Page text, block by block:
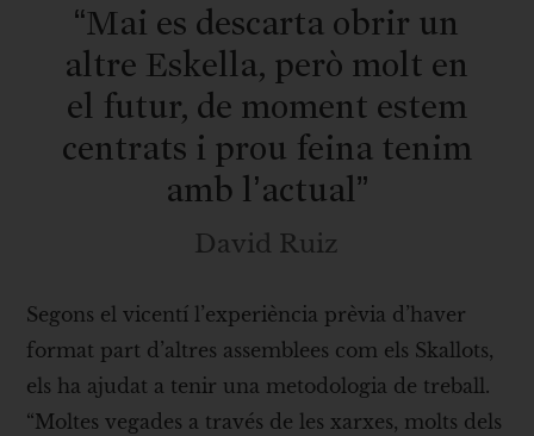
“Mai es descarta obrir un
altre Eskella, però molt en
el futur, de moment estem
centrats i prou feina tenim
amb l’actual”
David Ruiz
Segons el vicentí l’experiència prèvia d’haver
format part d’altres assemblees com els Skallots,
els ha ajudat a tenir una metodologia de treball.
“Moltes vegades a través de les xarxes, molts dels